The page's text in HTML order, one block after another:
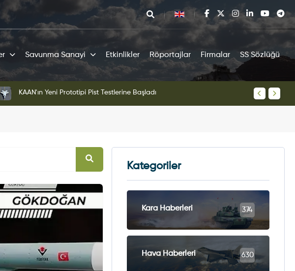
Savunma Sanayi Etkinlikler Röportajlar Firmalar SS Sözlüğü
KAAN'ın Yeni Prototipi Pist Testlerine Başladı KAAN
Kategoriler
Kara Haberleri 374
Hava Haberleri 630